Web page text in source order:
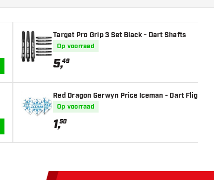
Target Pro Grip 3 Set Black - Dart Shafts
Op voorraad
5,49
Red Dragon Gerwyn Price Iceman - Dart Flights
Op voorraad
1,50